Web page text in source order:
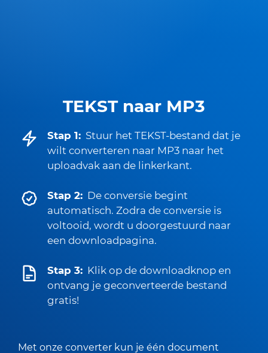
TEKST naar MP3
Stap 1: Stuur het TEKST-bestand dat je
wilt converteren naar MP3 naar het
uploadvak aan de linkerkant.
Stap 2: De conversie begint
automatisch. Zodra de conversie is
voltooid, wordt u doorgestuurd naar
een downloadpagina.
Stap 3: Klik op de downloadknop en
ontvang je geconverteerde bestand
gratis!
Met onze converter kun je één document